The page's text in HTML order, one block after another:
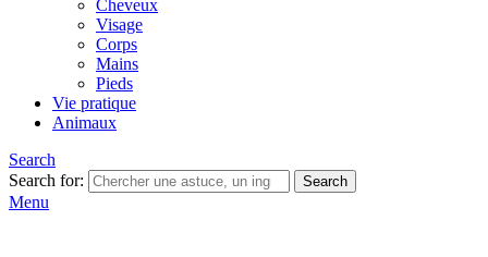
Cheveux
Visage
Corps
Mains
Pieds
Vie pratique
Animaux
Search
Search for:
Search
Menu